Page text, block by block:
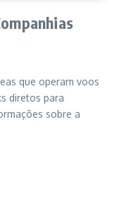
que operam voos
diretos para
sobre a